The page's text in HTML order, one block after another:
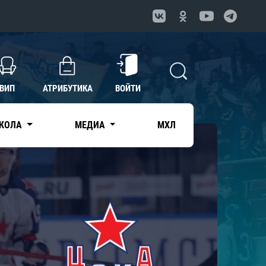
ВИП АТРИБУТИКА ВОЙТИ
МЕДИА МХЛ